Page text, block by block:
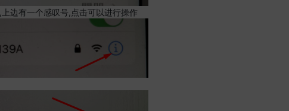
边有一个感叹号,点击可以进行操作